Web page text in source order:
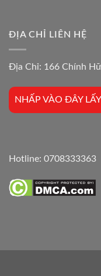
ĐỊA CHỈ LIÊN HỆ
Địa Chỉ: 166 Chính
NHẤP VÀO ĐÂY
Hotline: 0708333363